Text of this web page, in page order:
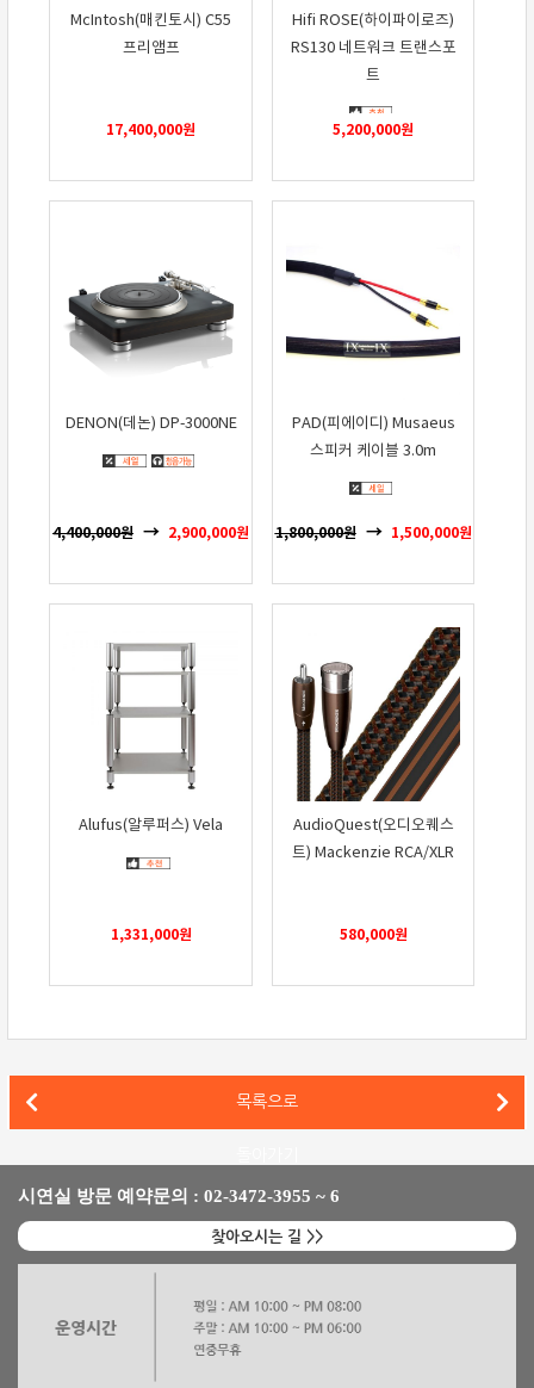
McIntosh(매킨토시) C55
프리앰프
17,400,000원
Hifi ROSE(하이파이로즈)
RS130 네트워크 트랜스포
트
5,200,000원
DENON(데논) DP-3000NE
4,400,000원 2,900,000원
PAD(피에이디) Musaeus
스피커 케이블 3.0m
1,800,000원 1,500,000원
Alufus(알루퍼스) Vela
1,331,000원
AudioQuest(오디오퀘스
트) Mackenzie RCA/XLR
580,000원
파인오디오(Fyne Audio) 빈티지 클래식 VIII, 매킨토시 MA352
윌슨오디오 크로노소닉 XVX, 단다고스티노 중심의 하이엔드 시스템 업그레이드
목록으로
시연실 방문 예약문의 : 02-3472-3955 ~ 6
찾아오시는 길 >>